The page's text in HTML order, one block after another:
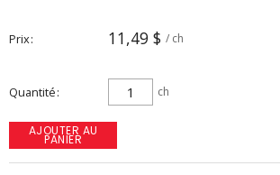
Prix 11,49 $ / ch
Quantité ch
AJOUTER AU
PANIER